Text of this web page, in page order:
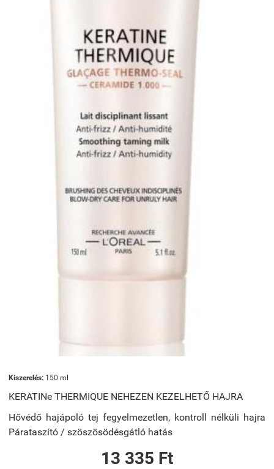
Kiszerelés: 150 ml
KERATINe THERMIQUE NEHEZEN KEZELHETŐ HAJRA
Hővédő hajápoló tej fegyelmezetlen, kontroll nélküli hajra
Párataszító / szöszösödésgátló hatás
13 335 Ft